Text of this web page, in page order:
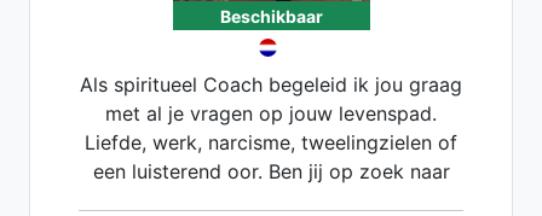
Beschikbaar
Als spiritueel Coach begeleid ik jou graag
met al je vragen op jouw levenspad.
Liefde, werk, narcisme, tweelingzielen of
een luisterend oor. Ben jij op zoek naar